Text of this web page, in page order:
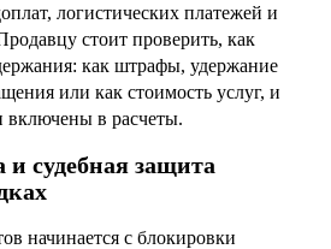
логистических платежей и
стоит проверить, как
как штрафы, удержание
или как стоимость услуг, и
включены в расчеты.
и судебная защита
начинается с блокировки